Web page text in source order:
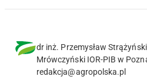
dr inż. Przemysław
Mrówczyński IOR-PIB w
redakcja@agropolska.pl